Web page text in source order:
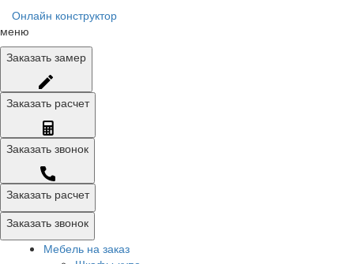
Онлайн конструктор
меню
Заказать замер
Заказать расчет
Заказать звонок
Заказать расчет
Заказать звонок
Мебель на заказ